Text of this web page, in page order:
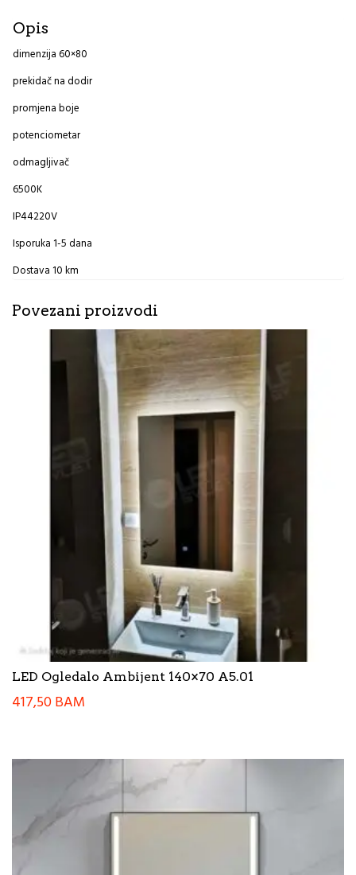
Opis
dimenzija 60×80
prekidač na dodir
promjena boje
potenciometar
odmagljivač
6500K
IP44220V
Isporuka 1-5 dana
Dostava 10 km
Povezani proizvodi
LED Ogledalo Ambijent 140×70 A5.01
417,50BAM